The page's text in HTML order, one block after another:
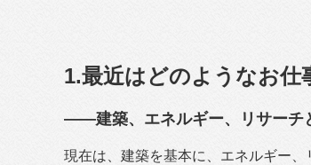
1.最近はどのようなお仕
——建築、エネルギー、リサーチ
現在は、建築を基本に、エネルギー